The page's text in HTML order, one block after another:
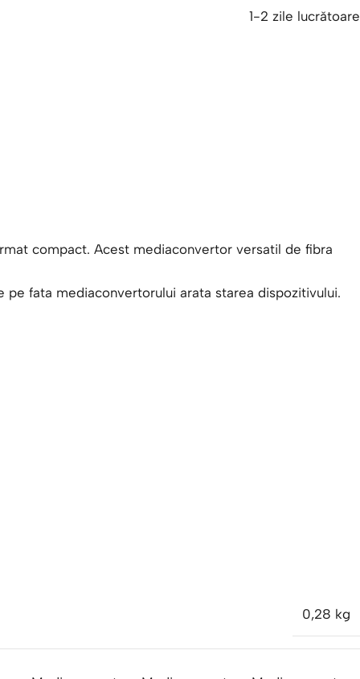
1-2 zile lucrătoare
compact. Acest mediaconvertor versatil de fibra
fata mediaconvertorului arata starea dispozitivului.
0,28 kg